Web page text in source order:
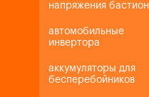
напряжения бастион
автомобильные
инвертора
аккумуляторы для
бесперебойников